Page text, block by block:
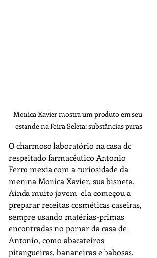
Monica Xavier mostra um produto em seu
estande na Feira Seleta: substâncias puras
O charmoso laboratório na casa do
respeitado farmacêutico Antonio
Ferro mexia com a curiosidade da
menina Monica Xavier, sua bisneta.
Ainda muito jovem, ela começou a
preparar receitas cosméticas caseiras,
sempre usando matérias-primas
encontradas no pomar da casa de
Antonio, como abacateiros,
pitangueiras, bananeiras e babosas.